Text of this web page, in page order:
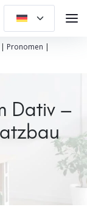
| Pronomen |
Dativ –